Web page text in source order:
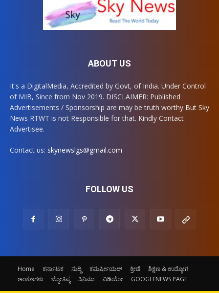
ABOUT US
It's a DigitalMedia, Accredited by Govt, of India. Under Control
of MIB, Since from Nov 2019. DISCLAIMER: Published
Advertisements / Sponsorship are may be truth worthy But Sky
News RTWT is not Responsible for that. Kindly Contact
Advertisee.
Contact us: skynewslgs@gmail.com
FOLLOW US
Home ಕರ್ನಾಟಕ ಸುದ್ದಿ ಕಮರ್ಷೀಯಲ್ ಕ್ರೀಡೆ
ಶಿಕ್ಷಣ & ಉದ್ಯೋಗ
ಅಂಕಣಗಳು
ಜ್ಯೋತಿಷ್ಯ ಸಿನಿಮಾ ವಿಡಿಯೋ GOOGLENEWS PAGE